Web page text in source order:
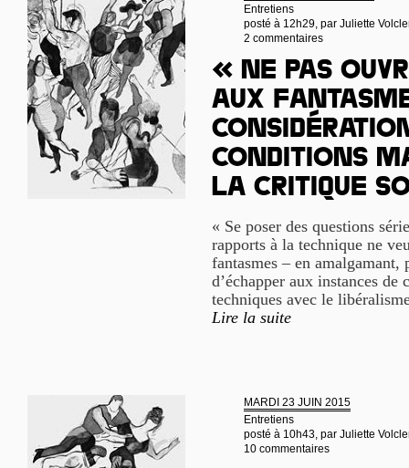
Entretiens
posté à 12h29, par Juliette
2 commentaires
« Ne pas
aux
conditions
la critique
« Se poser des questions
rapports à la technique ne
fantasmes – en
d’échapper aux instances de
techniques avec le
Lire la suite
MARDI 23 JUIN 2015
Entretiens
posté à 10h43, par Juliette
10 commentaires